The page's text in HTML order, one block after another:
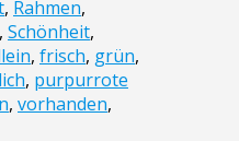
, Rahmen,
, Schönheit,
, frisch, grün,
, purpurrote
, vorhanden,